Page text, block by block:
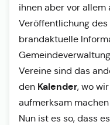
ihnen aber vor allem
Veröffentlichung
brandaktuelle
Vereine sind das
den Kalender, wo
aufmerksam
Nun ist es so, dass